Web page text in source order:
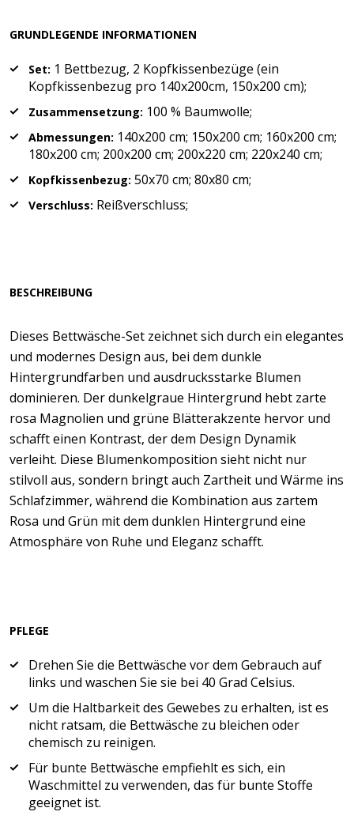
GRUNDLEGENDE INFORMATIONEN
Set: 1 Bettbezug, 2 Kopfkissenbezüge (ein
Kopfkissenbezug pro 140x200cm, 150x200 cm);
Zusammensetzung: 100 % Baumwolle;
Abmessungen: 140x200 cm; 150x200 cm; 160x200 cm;
180x200 cm; 200x200 cm; 200x220 cm; 220x240 cm;
Kopfkissenbezug: 50x70 cm; 80x80 cm;
Verschluss: Reißverschluss;
BESCHREIBUNG
Dieses Bettwäsche-Set zeichnet sich durch ein elegantes
und modernes Design aus, bei dem dunkle
Hintergrundfarben und ausdrucksstarke Blumen
dominieren. Der dunkelgraue Hintergrund hebt zarte
rosa Magnolien und grüne Blätterakzente hervor und
schafft einen Kontrast, der dem Design Dynamik
verleiht. Diese Blumenkomposition sieht nicht nur
stilvoll aus, sondern bringt auch Zartheit und Wärme ins
Schlafzimmer, während die Kombination aus zartem
Rosa und Grün mit dem dunklen Hintergrund eine
Atmosphäre von Ruhe und Eleganz schafft.
PFLEGE
Drehen Sie die Bettwäsche vor dem Gebrauch auf
links und waschen Sie sie bei 40 Grad Celsius.
Um die Haltbarkeit des Gewebes zu erhalten, ist es
nicht ratsam, die Bettwäsche zu bleichen oder
chemisch zu reinigen.
Für bunte Bettwäsche empfiehlt es sich, ein
Waschmittel zu verwenden, das für bunte Stoffe
geeignet ist.